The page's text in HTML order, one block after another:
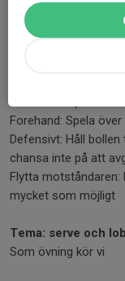
snabbt mellan bollarna
Lob: Försök lobba
Kortspel: Slå
Forehand: Spela
Defensivt: Håll
chansa inte på att
Flytta
mycket som möjligt
Tema: serve och lob
Som övning kör vi